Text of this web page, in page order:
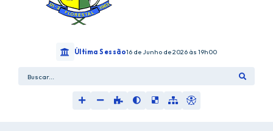
Buscar...
Última Sessão16 de Junho de 2026 19h00